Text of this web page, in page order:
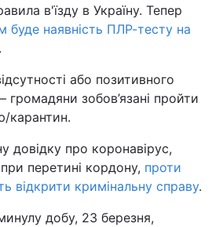
в'їзду в Україну. Тепер
буде наявність ПЛР-тесту на
.
або позитивного
громадяни зобов’язані пройти
карантин.
довідку про коронавірус,
перетині кордону, проти
відкрити кримінальну справу.
добу, 23 березня,